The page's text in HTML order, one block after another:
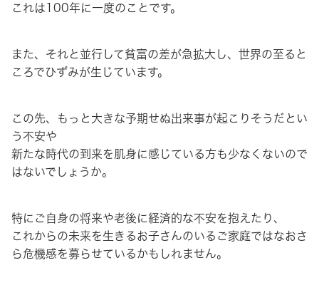
これは100年に一度のことです。
また、それと並行して貧富の差が急拡大し、世界の至ると
ころでひずみが生じています。
この先、もっと大きな予期せぬ出来事が起こりそうだとい
う不安や
新たな時代の到来を肌身に感じている方も少なくないので
はないでしょうか。
特にご自身の将来や老後に経済的な不安を抱えたり、
これからの未来を生きるお子さんのいるご家庭ではなおさ
ら危機感を募らせているかもしれません。